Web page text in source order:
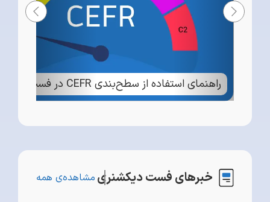
راهنمای استفاده از سطح‌بندی CEFR در فست دیکشنری
خبرهای فست دیکشنری مشاهده‌ی همه